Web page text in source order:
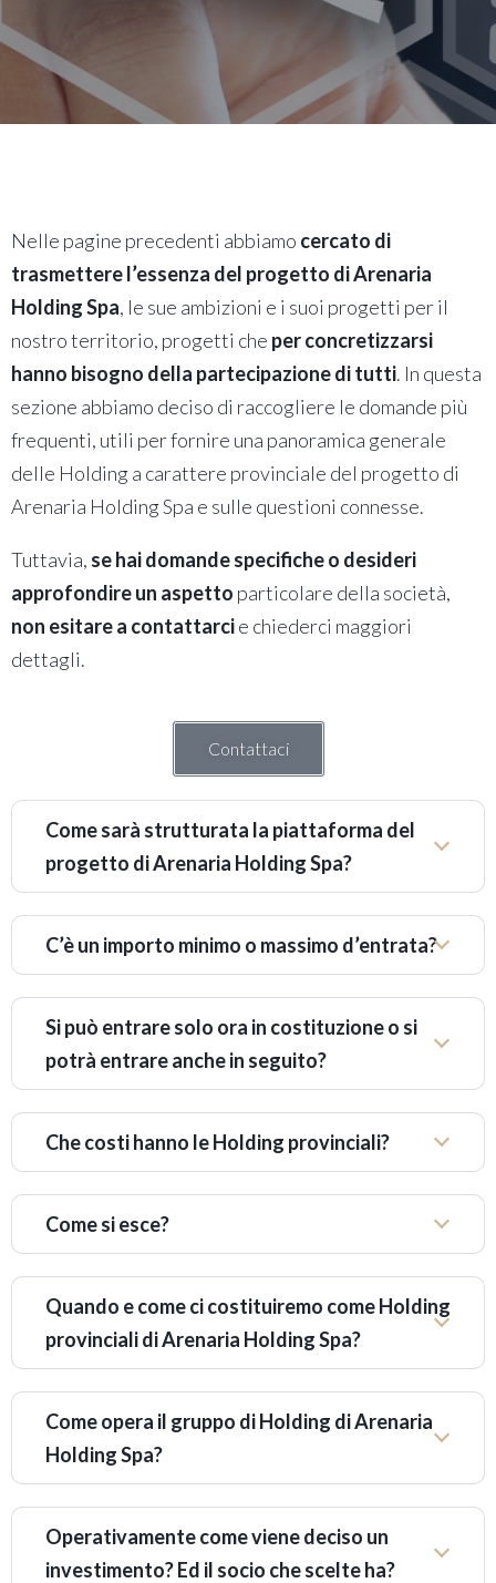
Nelle pagine precedenti abbiamo cercato di
trasmettere l’essenza del progetto di Arenaria
Holding Spa, le sue ambizioni e i suoi progetti per il
nostro territorio, progetti che per concretizzarsi
hanno bisogno della partecipazione di tutti. In questa
sezione abbiamo deciso di raccogliere le domande più
frequenti, utili per fornire una panoramica generale
delle Holding a carattere provinciale del progetto di
Arenaria Holding Spa e sulle questioni connesse.
Tuttavia, se hai domande specifiche o desideri
approfondire un aspetto particolare della società,
non esitare a contattarcie chiederci maggiori
dettagli.
Contattaci
Come sarà strutturata la piattaforma del
progetto di Arenaria Holding Spa?
C’è un importo minimo o massimo d’entrata?
Si può entrare solo ora in costituzione o si
potrà entrare anche in seguito?
Che costi hanno le Holding provinciali?
Come si esce?
Quando e come ci costituiremo come Holding
provinciali di Arenaria Holding Spa?
Come opera il gruppo di Holding di Arenaria
Holding Spa?
Operativamente come viene deciso un
investimento? Ed il socio che scelte ha?